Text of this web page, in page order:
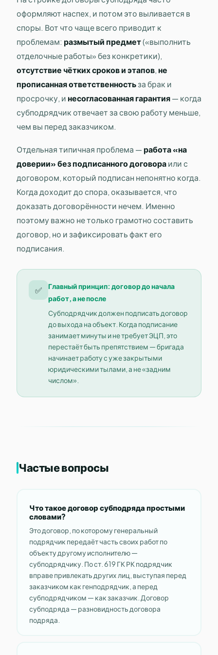
оформляют наспех, и потом это выливается в
споры. Вот что чаще всего приводит к
проблемам: размытый предмет(«выполнить
отделочные работы» без конкретики),
отсутствие чётких сроков и этапов, не
прописанная ответственностьза брак и
просрочку, и несогласованная гарантия— когда
субподрядчик отвечает за свою работу меньше,
чем вы перед заказчиком.
Отдельная типичная проблема — работа «на
доверии» без подписанного договораили с
договором, который подписан непонятно когда.
Когда доходит до спора, оказывается, что
доказать договорённости нечем. Именно
поэтому важно не только грамотно составить
договор, но и зафиксировать факт его
подписания.
✅
Главный принцип: договор до начала
работ, а не после
Субподрядчик должен подписать договор
до выхода на объект. Когда подписание
занимает минуты и не требует ЭЦП, это
перестаёт быть препятствием — бригада
начинает работу с уже закрытыми
юридическими тылами, а не «задним
числом».
Частые вопросы
Что такое договор субподряда простыми
словами?
Это договор, по которому генеральный
подрядчик передаёт часть своих работ по
объекту другому исполнителю —
субподрядчику. По ст. 619 ГК РК подрядчик
вправе привлекать других лиц, выступая перед
заказчиком как генподрядчик, а перед
субподрядчиком — как заказчик. Договор
субподряда — разновидность договора
подряда.